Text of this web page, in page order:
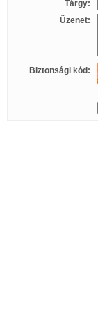
Tárgy:
Üzenet:
Biztonsági kód: